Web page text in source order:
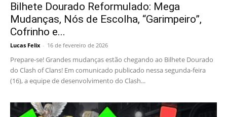
Bilhete Dourado Reformulado: Mega
Mudanças, Nós de Escolha, “Garimpeiro”,
Cofrinho e...
Lucas Felix - 16 de fevereiro de 2026
Prepare-se! Grandes mudanças estão chegando ao Bilhete Dourado
do Clash of Clans! Em comunicado publicado nessa segunda-feira
(16), a equipe de desenvolvimento do Clash...